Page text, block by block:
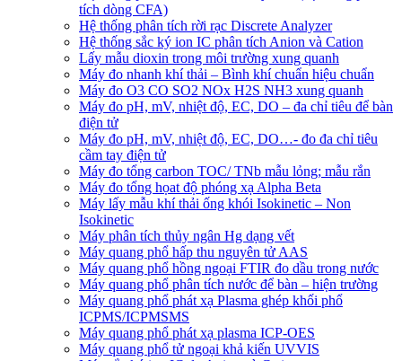
tích dòng CFA)
Hệ thống phân tích rời rạc Discrete Analyzer
Hệ thống sắc ký ion IC phân tích Anion và Cation
Lấy mẫu dioxin trong môi trường xung quanh
Máy đo nhanh khí thải – Bình khí chuẩn hiệu chuẩn
Máy đo O3 CO SO2 NOx H2S NH3 xung quanh
Máy đo pH, mV, nhiệt độ, EC, DO – đa chỉ tiêu để bàn
điện tử
Máy đo pH, mV, nhiệt độ, EC, DO…- đo đa chỉ tiêu
cầm tay điện tử
Máy đo tổng carbon TOC/ TNb mẫu lỏng; mẫu rắn
Máy đo tổng họat độ phóng xạ Alpha Beta
Máy lấy mẫu khí thải ống khói Isokinetic – Non
Isokinetic
Máy phân tích thủy ngân Hg dạng vết
Máy quang phổ hấp thu nguyên tử AAS
Máy quang phổ hồng ngoại FTIR đo dầu trong nước
Máy quang phổ phân tích nước để bàn – hiện trường
Máy quang phổ phát xạ Plasma ghép khối phổ
ICPMS/ICPMSMS
Máy quang phổ phát xạ plasma ICP-OES
Máy quang phổ tử ngoại khả kiến UVVIS